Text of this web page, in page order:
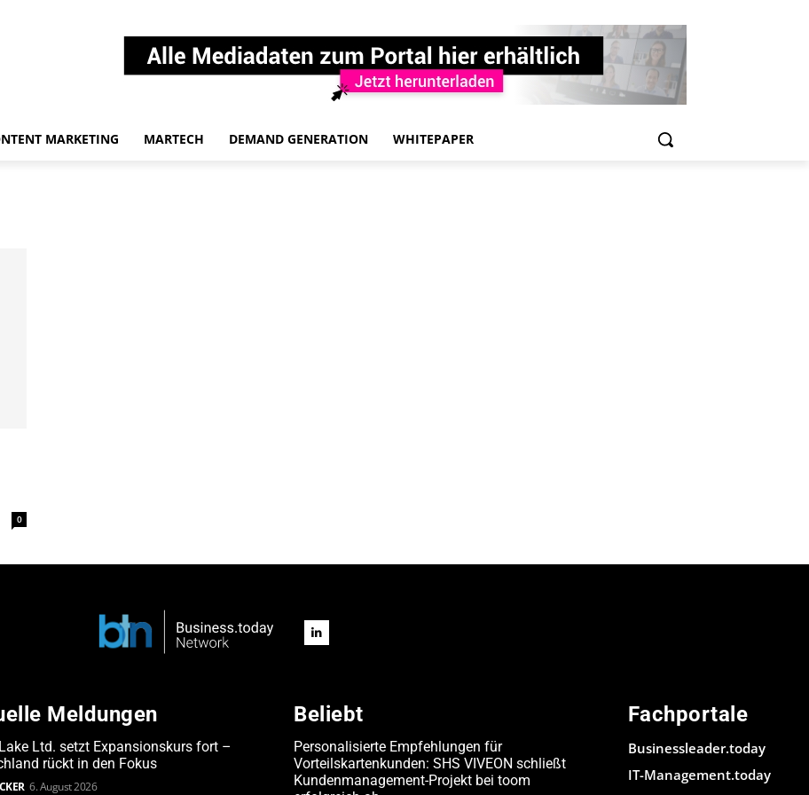
MARKETING MARTECH DEMAND GENERATION WHITEPAPER
0
Meldungen
Ltd. setzt Expansionskurs fort –
rückt in den Fokus
6. August 2026
Beliebt
Personalisierte Empfehlungen für
Vorteilskartenkunden: SHS VIVEON schließt
Kundenmanagement-Projekt bei toom
Fachportale
Businessleader.today
IT-Management.today